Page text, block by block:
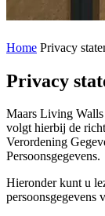
Home Privacy
Privacy
Maars Living Walls
volgt hierbij de
Verordening
Persoonsgegevens.
Hieronder kunt u
persoonsgegevens